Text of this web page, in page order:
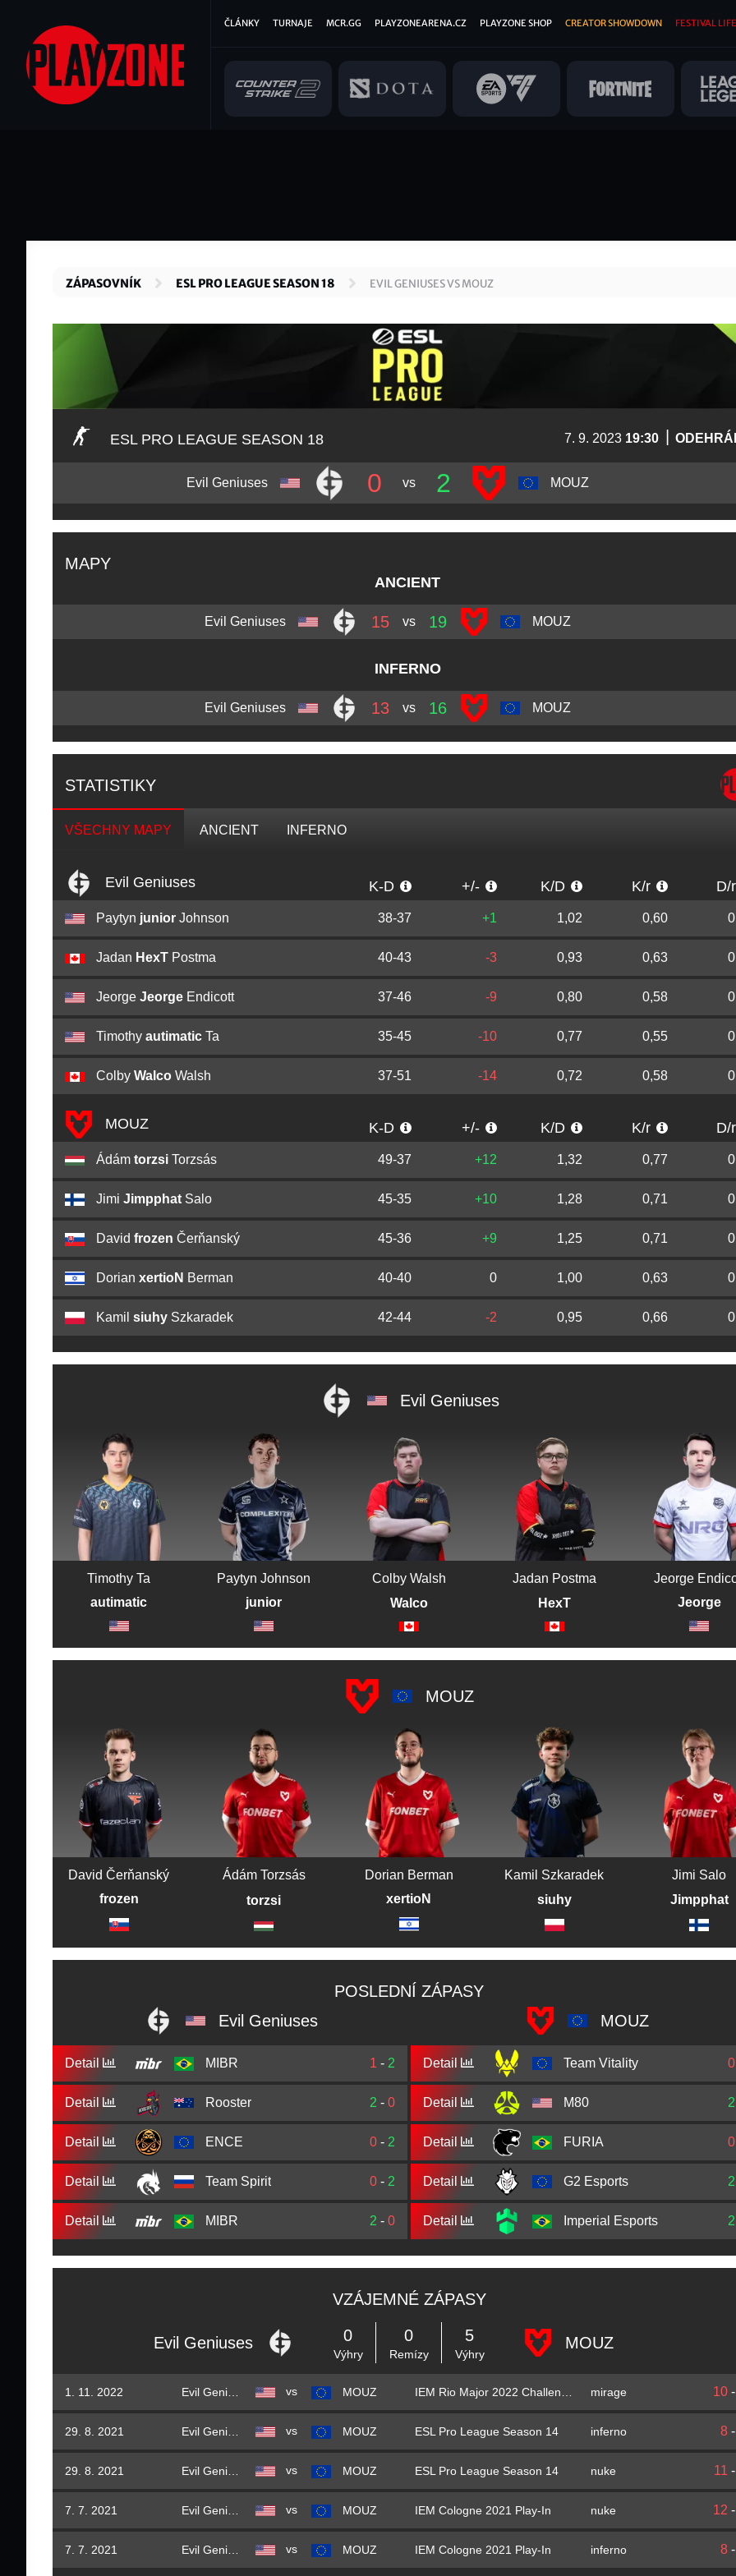
hlavnímu
obsahu
Hlavní
ČLÁNKY TURNAJE MCR.GG PLAYZONEARENA.CZ PLAYZONE SHOP CREATOR SHOWDOWN FESTIVAL
ZÁPASOVNÍK ESL PRO LEAGUE SEASON 18 EVIL GENIUSES VS MOUZ
ESL PRO LEAGUE SEASON 18 7. 9. 2023 19:30
Evil Geniuses 0 vs 2 MOUZ
MAPY
ANCIENT
Evil Geniuses 15 vs 19 MOUZ
INFERNO
Evil Geniuses 13 vs 16 MOUZ
STATISTIKY
VŠECHNY MAPY ANCIENT INFERNO
Evil Geniuses K-D +/- K/D K/r
Paytyn junior Johnson 38-37 +1 1,02 0,60
Jadan HexT Postma 40-43 -3 0,93 0,63
Jeorge Jeorge Endicott 37-46 -9 0,80 0,58
Timothy autimatic Ta 35-45 -10 0,77 0,55
Colby Walco Walsh 37-51 -14 0,72 0,58
MOUZ K-D +/- K/D K/r
Ádám torzsi Torzsás 49-37 +12 1,32 0,77
Jimi Jimpphat Salo 45-35 +10 1,28 0,71
David frozen Čerňanský 45-36 +9 1,25 0,71
Dorian xertioN Berman 40-40 0 1,00 0,63
Kamil siuhy Szkaradek 42-44 -2 0,95 0,66
Evil Geniuses
Timothy Ta
autimatic
Paytyn Johnson
junior
Colby Walsh
Walco
Jadan Postma
HexT
Jeorge
Jeorge
MOUZ
David Čerňanský
frozen
Ádám Torzsás
torzsi
Dorian Berman
xertioN
Kamil Szkaradek
siuhy
Jimi Salo
Jimpphat
POSLEDNÍ ZÁPASY
Evil Geniuses
MOUZ
Detail MIBR 1 - 2
Detail Rooster 2 - 0
Detail ENCE 0 - 2
Detail Team Spirit 0 - 2
Detail MIBR 2 - 0
Detail Team Vitality 0
Detail M80 2
Detail FURIA 0
Detail G2 Esports 2
Detail Imperial Esports 2
VZÁJEMNÉ ZÁPASY
Evil Geniuses 0
Výhry
0
Remízy
5
Výhry
MOUZ
1. 11. 2022 vs MOUZ mirage 10
29. 8. 2021 vs MOUZ ESL Pro League Season 14 inferno 8
29. 8. 2021 vs MOUZ ESL Pro League Season 14 nuke 11
7. 7. 2021 vs MOUZ IEM Cologne 2021 Play-In nuke 12
7. 7. 2021 vs MOUZ IEM Cologne 2021 Play-In inferno 8